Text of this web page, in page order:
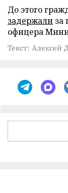
До этого
задержали за
офицера
Текст: Алексей